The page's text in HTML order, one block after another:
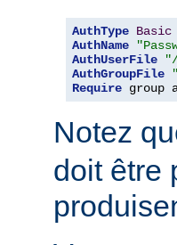
AuthType Basic
AuthName
AuthUserFile
AuthGroupFile
Require group
Notez
doit être